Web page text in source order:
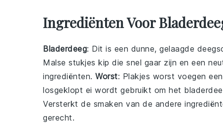
Ingrediënten Voor
Bladerdeeg: Dit is een dunne, gelaagde
Malse stukjes kip die snel gaar zijn en een
ingrediënten. Worst: Plakjes worst voegen
losgeklopt ei wordt gebruikt om het
Versterkt de smaken van de andere
gerecht.